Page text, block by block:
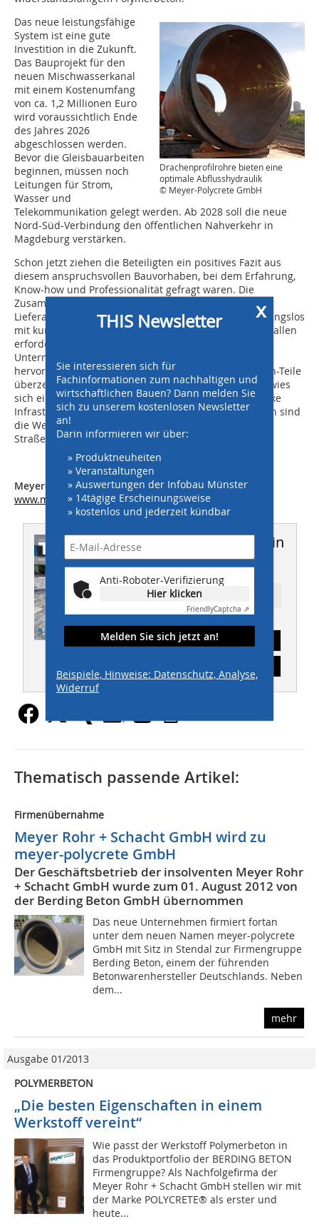
Drachenprofilrohre bieten eine
optimale Abflusshydraulik
© Meyer-Polycrete GmbH
Das neue leistungsfähige
System ist eine gute
Investition in die Zukunft.
Das Bauprojekt für den
neuen Mischwasserkanal
mit einem Kostenumfang
von ca. 1,2 Millionen Euro
wird voraussichtlich Ende
des Jahres 2026
abgeschlossen werden.
Bevor die Gleisbauarbeiten
beginnen, müssen noch
Leitungen für Strom,
Wasser und
Telekommunikation gelegt werden. Ab 2028 soll die neue
Nord-Süd-Verbindung den öffentlichen Nahverkehr in
Magdeburg verstärken.
Schon jetzt ziehen die Beteiligten ein positives Fazit aus
diesem anspruchsvollen Bauvorhaben, bei dem Erfahrung,
Know-how und Professionalität gefragt waren. Die
Zusammenarbeit aller – vom Bauherrn, über Planer,
Lieferanten und Bausauführenden funktionierte reibungslos
mit kurzen Wegen und schnellen Entscheidungen bei allen
erforderlichen Absprachen und Planungen. Das
Unternehmen meyer-Polycrete konnte mit der
hervorragenden Qualität der gelieferten Polymerbeton-Teile
überzeugen und die Echterhoff Bau GmbH Dessau erwies
sich einmal mehr als verlässlicher Partner für komplexe
Infrastrukturprojekte. Nach Fertigstellung der Arbeiten sind
die Weichen für die Realisierung der neuen
Straßenbahntrasse gestellt.
Meyer-Polycrete GmbH
www.meyer-polycrete.com
Dieser Artikel erschien in
THIS 6-7/2026
Ressort: TIEFBAU
Abonnement
x
THIS Newsletter
Sie interessieren sich für
Fachinformationen zum nachhaltigen und
wirtschaftlichen Bauen? Dann melden Sie
sich zu unserem kostenlosen Newsletter
an!
Darin informieren wir über:
» Produktneuheiten
» Veranstaltungen
» Auswertungen der Infobau Münster
» 14tägige Erscheinungsweise
» kostenlos und jederzeit kündbar
Anti-Roboter-Verifizierung
Hier klicken
FriendlyCaptcha ⇗
Melden Sie sich jetzt an!
Beispiele, Hinweise: Datenschutz, Analyse,
Widerruf
Thematisch passende Artikel:
Firmenübernahme
Meyer Rohr + Schacht GmbH wird zu
meyer-polycrete GmbH
Der Geschäftsbetrieb der insolventen Meyer Rohr
+ Schacht GmbH wurde zum 01. August 2012 von
der Berding Beton GmbH übernommen
Das neue Unternehmen firmiert fortan
unter dem neuen Namen meyer-polycrete
GmbH mit Sitz in Stendal zur Firmengruppe
Berding Beton, einem der führenden
Betonwarenhersteller Deutschlands. Neben
dem...
mehr
Ausgabe 01/2013
POLYMERBETON
„Die besten Eigenschaften in einem
Werkstoff vereint“
Wie passt der Werkstoff Polymerbeton in
das Produktportfolio der BERDING BETON
Firmengruppe? Als Nachfolgefirma der
Meyer Rohr + Schacht GmbH stellen wir mit
der Marke POLYCRETE® als erster und
heute...